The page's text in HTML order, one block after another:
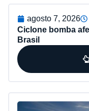
agosto 7, 2026
Ciclone bomba
Brasil